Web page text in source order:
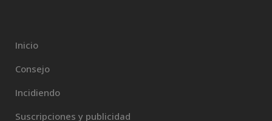
Inicio
Consejo
Incidiendo
Suscripciones y publicidad